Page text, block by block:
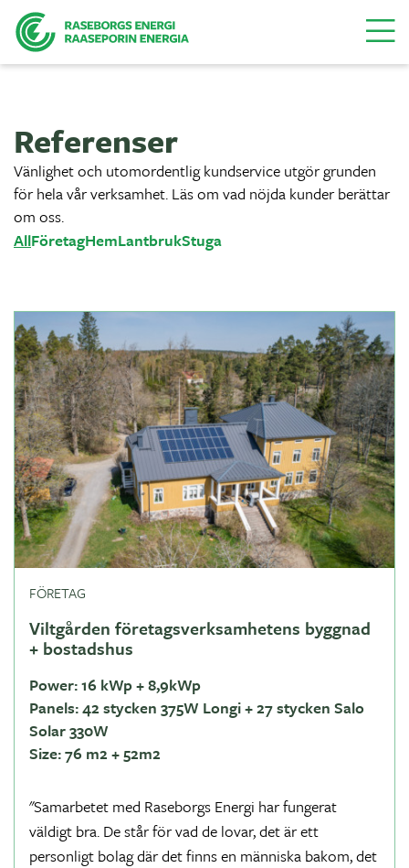
Menu
Referenser
Vänlighet och utomordentlig kundservice utgör grunden
för hela vår verksamhet. Läs om vad nöjda kunder berättar
om oss.
AllFöretagHemLantbrukStuga
FÖRETAG
Viltgården företagsverksamhetens byggnad
+ bostadshus
Power:16 kWp + 8,9kWp
Panels:42 stycken 375W Longi + 27 stycken Salo
Solar 330W
Size:76 m2 + 52m2
"Samarbetet med Raseborgs Energi har fungerat
väldigt bra. De står för vad de lovar, det är ett
personligt bolag där det finns en människa bakom, det